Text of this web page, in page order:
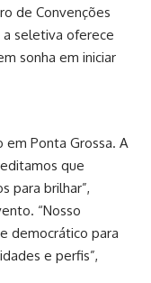
de Convenções
a seletiva oferece
sonha em iniciar
em Ponta Grossa. A
que
para brilhar”,
“Nosso
democrático para
e perfis”,